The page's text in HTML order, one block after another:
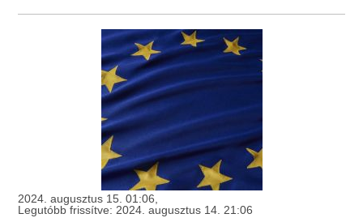
2024. augusztus 15. 01:06,
Legutóbb frissítve: 2024. augusztus 14. 21:06